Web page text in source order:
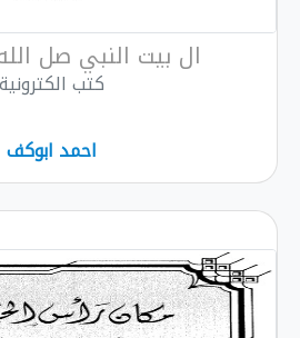
ال بيت النبي صل
كتب الكترونية
احمد ابوكف